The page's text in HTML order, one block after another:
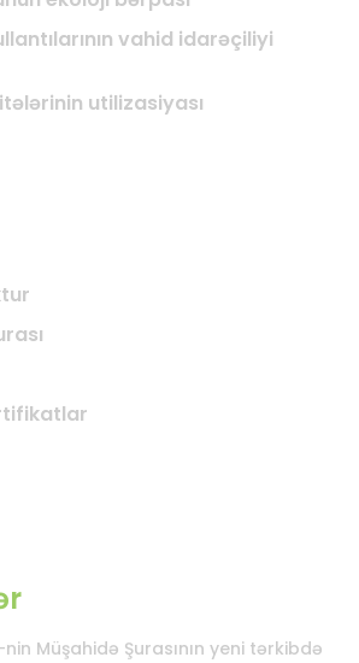
vahid idarəçiliyi
utilizasiyası
nin Müşahidə Şurasının yeni tərkibdə